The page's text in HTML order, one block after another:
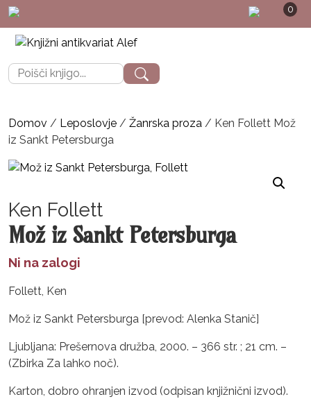
POŠTNINA: 0
Išči:
Domov / Leposlovje / Žanrska proza / Ken Follett Mož
iz Sankt Petersburga
Ken Follett
Mož iz Sankt Petersburga
Ni na zalogi
Follett, Ken
Mož iz Sankt Petersburga [prevod: Alenka Stanič]
Ljubljana: Prešernova družba, 2000. – 366 str. ; 21 cm. –
(Zbirka Za lahko noč).
Karton, dobro ohranjen izvod (odpisan knjižnični izvod).